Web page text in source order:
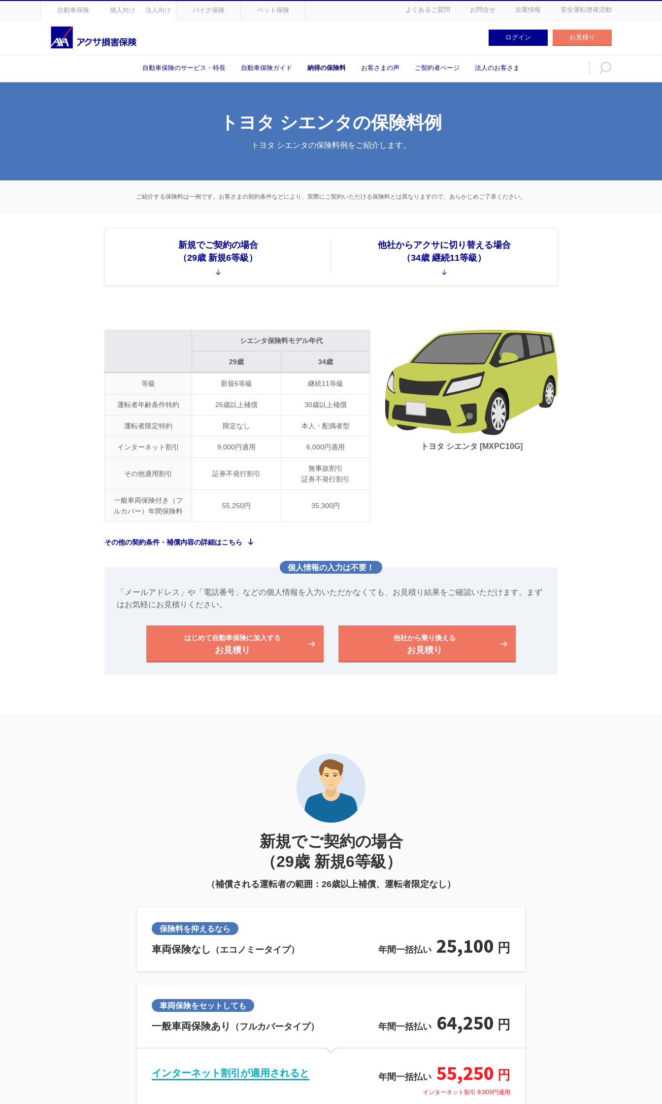
自動車保険 個人向け 法人向け バイク保険 ペット保険 よくあるご質問 お問合せ 企業情報 安全運転啓発活動
ログイン お見積り
自動車保険のサービス・特長 自動車保険ガイド 納得の保険料 お客さまの声 ご契約者ページ 法人のお客さま お見積り
トヨタ シエンタの保険料例
トヨタ シエンタの保険料例をご紹介します。
ご紹介する保険料は一例です。お客さまの契約条件などにより、実際にご契約いただける保険料とは異なりますので、あらかじめご了承ください。
新規でご契約の場合
（29歳 新規6等級）
他社からアクサに切り替える場合
（34歳 継続11等級）
トヨタ シエンタ [MXPC10G]
シエンタ保険料モデル年代
29歳 34歳
等級 新規6等級 継続11等級
運転者年齢条件特約 26歳以上補償 30歳以上補償
運転者限定特約 限定なし 本人・配偶者型
インターネット割引 9,000円適用 6,000円適用
その他適用割引 証券不発行割引
無事故割引
証券不発行割引
一般車両保険付き（フ
ルカバー）年間保険料
55,250円 35,300円
その他の契約条件・補償内容の詳細はこちら
個人情報の入力は不要！
「メールアドレス」や「電話番号」などの個人情報を入力いただかなくても、お見積り結果をご確認いただけます。まず
はお気軽にお見積りください。
はじめて自動車保険に加入する
お見積り
他社から乗り換える
お見積り
新規でご契約の場合
（29歳 新規6等級）
（補償される運転者の範囲：26歳以上補償、運転者限定なし）
保険料を抑えるなら
車両保険なし （エコノミータイプ） 年間一括払い 25,100 円
車両保険をセットしても
一般車両保険あり （フルカバータイプ） 年間一括払い 64,250 円
インターネット割引が適用されると 年間一括払い 55,250 円
インターネット割引 9,000円適用